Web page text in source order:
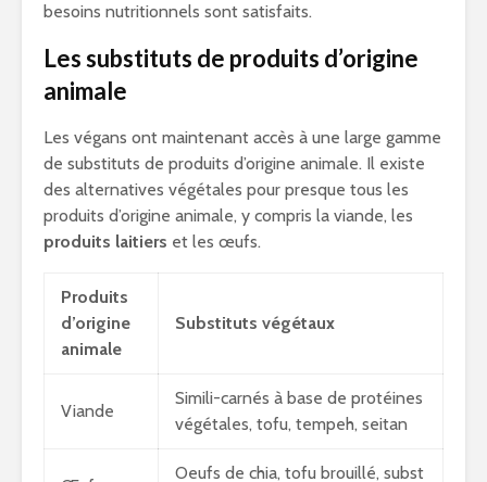
besoins nutritionnels sont satisfaits.
Les substituts de produits d’origine
animale
Les végans ont maintenant accès à une large gamme
de substituts de produits d’origine animale. Il existe
des alternatives végétales pour presque tous les
produits d’origine animale, y compris la viande, les
produits laitiers et les œufs.
Produits
d’origine
animale
Substituts végétaux
Viande
Simili-carnés à base de protéines
végétales, tofu, tempeh, seitan
Oeufs de chia, tofu brouillé, subst